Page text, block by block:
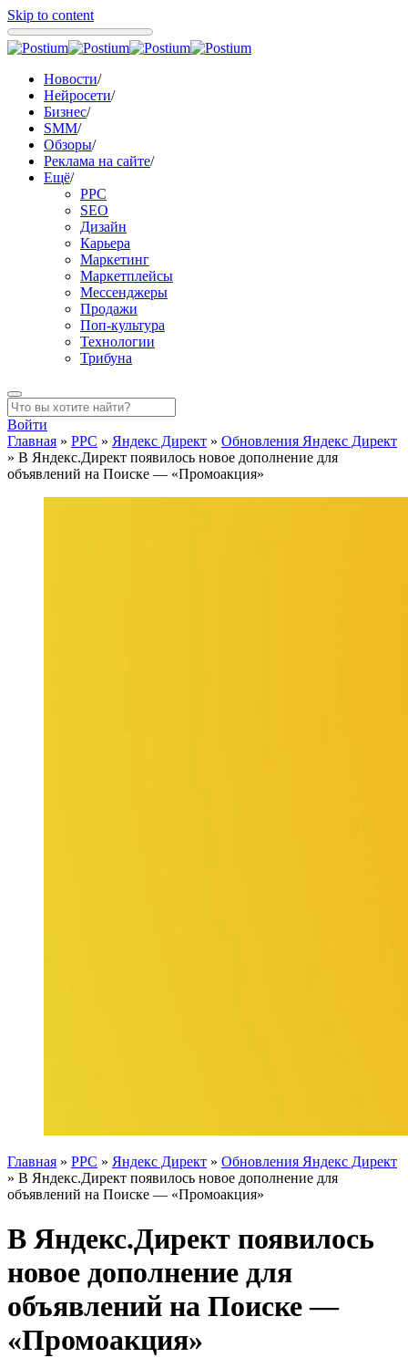
Skip to content
Новости/
Нейросети/
Бизнес/
SMM/
Обзоры/
Реклама на сайте/
Ещё/
PPC
SEO
Дизайн
Карьера
Маркетинг
Маркетплейсы
Мессенджеры
Продажи
Поп-культура
Технологии
Трибуна
Войти
Главная » PPC » Яндекс Директ » Обновления Яндекс Директ
» В Яндекс.Директ появилось новое дополнение для
объявлений на Поиске — «Промоакция»
Главная » PPC » Яндекс Директ » Обновления Яндекс Директ
» В Яндекс.Директ появилось новое дополнение для
объявлений на Поиске — «Промоакция»
В Яндекс.Директ появилось
новое дополнение для
объявлений на Поиске —
«Промоакция»